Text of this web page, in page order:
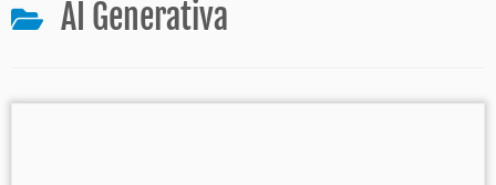
AI Generativa